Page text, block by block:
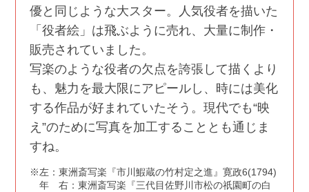
優と同じような大スター。人気役者を描いた
「役者絵」は飛ぶように売れ、大量に制作・
販売されていました。
写楽のような役者の欠点を誇張して描くより
も、魅力を最大限にアピールし、時には美化
する作品が好まれていたそう。現代でも“映
え”のために写真を加工することとも通じま
すね。
左：東洲斎写楽『市川鰕蔵の竹村定之進』寛政6(1794)
年 右：東洲斎写楽『三代目佐野川市松の祇園町の白